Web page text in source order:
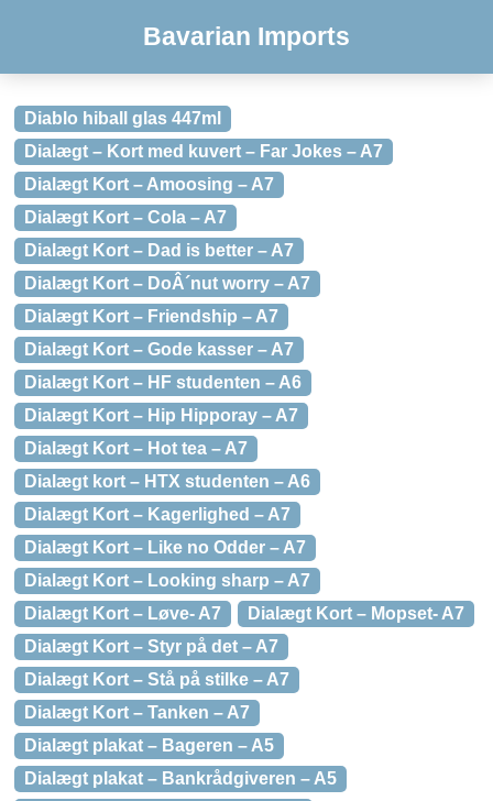
Bavarian Imports
Diablo hiball glas 447ml
Dialægt – Kort med kuvert – Far Jokes – A7
Dialægt Kort – Amoosing – A7
Dialægt Kort – Cola – A7
Dialægt Kort – Dad is better – A7
Dialægt Kort – DoÂ´nut worry – A7
Dialægt Kort – Friendship – A7
Dialægt Kort – Gode kasser – A7
Dialægt Kort – HF studenten – A6
Dialægt Kort – Hip Hipporay – A7
Dialægt Kort – Hot tea – A7
Dialægt kort – HTX studenten – A6
Dialægt Kort – Kagerlighed – A7
Dialægt Kort – Like no Odder – A7
Dialægt Kort – Looking sharp – A7
Dialægt Kort – Løve- A7
Dialægt Kort – Mopset- A7
Dialægt Kort – Styr på det – A7
Dialægt Kort – Stå på stilke – A7
Dialægt Kort – Tanken – A7
Dialægt plakat – Bageren – A5
Dialægt plakat – Bankrådgiveren – A5